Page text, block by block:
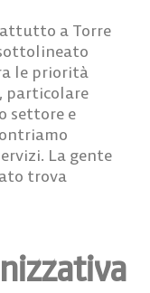
a Torre
le priorità
particolare
settore e
La gente
trova